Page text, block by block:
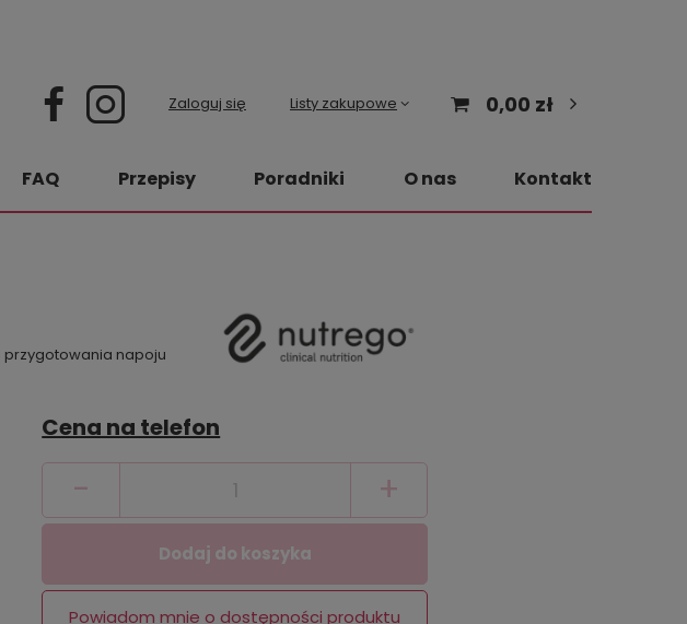
Zaloguj się Listy zakupowe 0,00 zł
FAQ Przepisy Poradniki O nas Kontakt
przygotowania napoju
Cena na telefon
- +
Dodaj do koszyka
Powiadom mnie o dostępności produktu